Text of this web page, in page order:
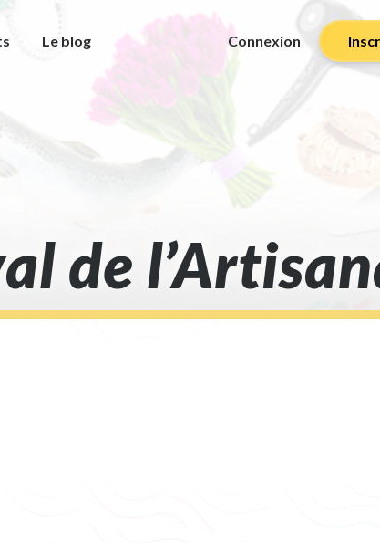
Le blog Connexion
de